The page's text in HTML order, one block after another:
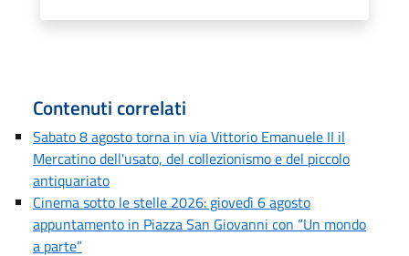
Contenuti correlati
Sabato 8 agosto torna in via Vittorio Emanuele II il
Mercatino dell'usato, del collezionismo e del piccolo
antiquariato
Cinema sotto le stelle 2026: giovedì 6 agosto
appuntamento in Piazza San Giovanni con “Un mondo
a parte”